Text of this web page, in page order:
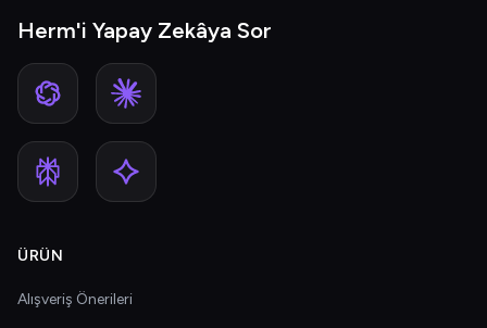
Herm'i Yapay Zekâya Sor
ÜRÜN
Alışveriş Önerileri